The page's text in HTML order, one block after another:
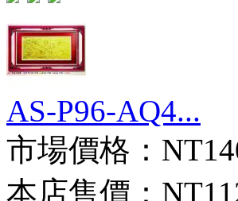
AS-P96-AQ4...
市場價格：
本店售價：